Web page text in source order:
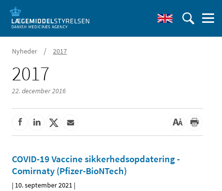
Nyheder / 2017
2017
22. december 2016
COVID-19 Vaccine sikkerhedsopdatering -
Comirnaty (Pfizer-BioNTech)
| 10. september 2021 |